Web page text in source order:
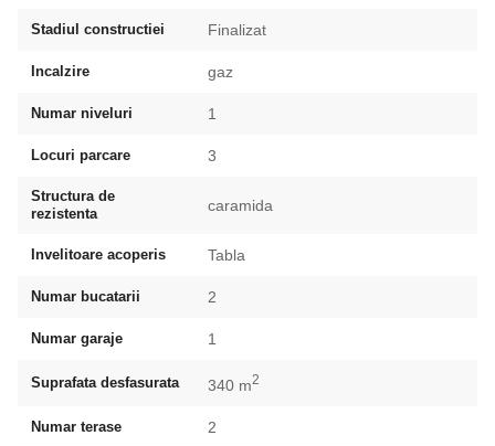
Stadiul constructiei Finalizat
Incalzire gaz
Numar niveluri 1
Locuri parcare 3
Structura de
rezistenta
caramida
Invelitoare acoperis Tabla
Numar bucatarii 2
Numar garaje 1
Suprafata desfasurata 340 m2
Numar terase 2